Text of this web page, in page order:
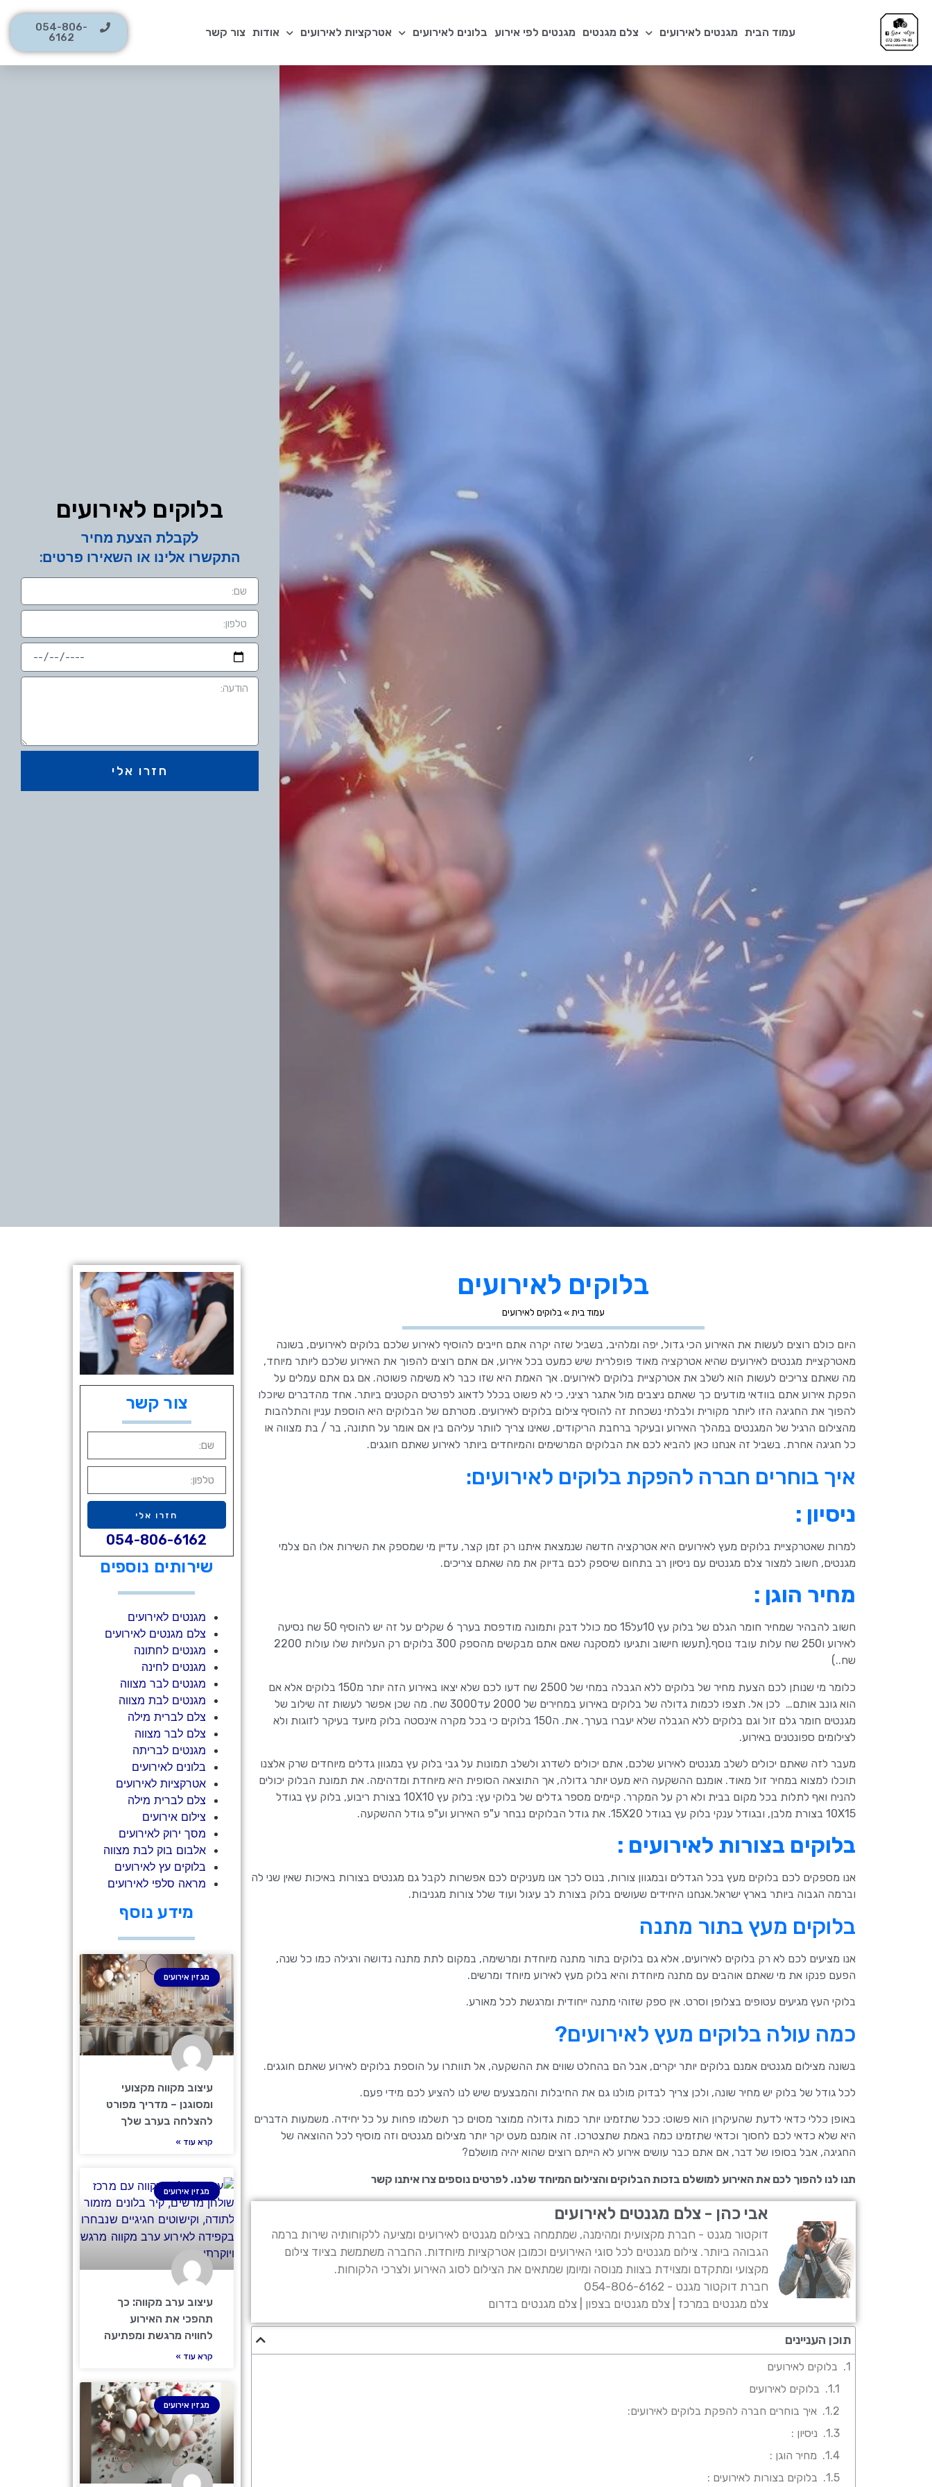
עמוד הבית מגנטים לאירועים צלם מגנטים מגנטים לפי אירוע בלונים לאירועים אטרקציות לאירועים אודות צור קשר
054-806-
6162
בלוקים לאירועים
לקבלת הצעת מחיר
התקשרו אלינו או השאירו פרטים:
חזרו אלי
בלוקים לאירועים
עמוד בית»בלוקים לאירועים
היום כולם רוצים לעשות את האירוע הכי גדול, יפה ומלהיב, בשביל שזה יקרה אתם חייבים להוסיף לאירוע שלכם בלוקים לאירועים, בשונה
מאטרקציית מגנטים לאירועים שהיא אטרקציה מאוד פופלרית שיש כמעט בכל אירוע, אם אתם רוצים להפוך את האירוע שלכם ליותר מיוחד,
מה שאתם צריכים לעשות הוא לשלב את אטרקציית בלוקים לאירועים. אך האמת היא שזו כבר לא משימה פשוטה. אם גם אתם עמלים על
הפקת אירוע אתם בוודאי מודעים כך שאתם ניצבים מול אתגר רציני, כי לא פשוט בכלל לדאוג לפרטים הקטנים ביותר. אחד מהדברים שיוכלו
להפוך את החגיגה הזו ליותר מקורית ולבלתי נשכחת זה להוסיף צילום בלוקים לאירועים. מטרתם של הבלוקים היא הוספת עניין והתלהבות
מהצילום הרגיל של המגנטים במהלך האירוע ובעיקר ברחבת הריקודים, שאינו צריך לוותר עליהם בין אם אומר על חתונה, בר / בת מצווה או
כל חגיגה אחרת. בשביל זה אנחנו כאן להביא לכם את הבלוקים המרשימים והמיוחדים ביותר לאירוע שאתם חוגגים.
איך בוחרים חברה להפקת בלוקים לאירועים:
ניסיון :
למרות שאטרקציית בלוקים מעץ לאירועים היא אטרקציה חדשה שנמצאת איתנו רק זמן קצר, עדיין מי שמספק את השירות אלו הם צלמי
מגנטים, חשוב למצור צלם מגנטים עם ניסיון רב בתחום שיספק לכם בדיוק את מה שאתם צריכים.
מחיר הוגן :
חשוב להבהיר שמחיר חומר הגלם של בלוק עץ 10על15 סמ כולל דבק ותמונה מודפסת בערך 6 שקלים על זה יש להוסיף 50 שח נסיעה
לאירוע ו250 שח עלות עובד נוסף.(תעשו חישוב ותגיעו למסקנה שאם אתם מבקשים מהספק 300 בלוקים רק העלויות שלו עולות 2200
שח..)
כלומר מי שנותן לכם הצעת מחיר של בלוקים ללא הגבלה במחי של 2500 שח דעו לכם שלא יצאו באירוע הזה יותר מ150 בלוקים אלא אם
הוא גונב אותם… לכן אל. תצפו לכמות גדולה של בלוקים באירוע במחירים של 2000 עד3000 שח. מה שכן אפשר לעשות זה שילוב של
מגנטים חומר גלם זול וגם בלוקים ללא הגבלה שלא יעברו בערך. את. ה150 בלוקים כי בכל מקרה אינסטה בלוק מיועד בעיקר לזוגות ולא
לצילומים ספונטנים באירוע.
מעבר לזה שאתם יכולים לשלב מגנטים לאירוע שלכם, אתם יכולים לשדרג ולשלב תמונות על גבי בלוק עץ במגוון גדלים מיוחדים שרק אלצנו
תוכלו למצוא במחיר זול מאוד. אומנם ההשקעה היא מעט יותר גדולה, אך התוצאה הסופית היא מיוחדת ומדהימה. את תמונת הבלוק יכולים
להניח ואף לתלות בכל מקום בבית ולא רק על המקרר. קיימים מספר גדלים של בלוקי עץ: בלוק עץ 10X10 בצורת ריבוע, בלוק עץ בגודל
10X15 בצורת מלבן, ובגודל ענקי בלוק עץ בגודל 15X20. את גודל הבלוקים נבחר ע"פ האירוע וע"פ גודל ההשקעה.
בלוקים בצורות לאירועים :
אנו מספקים לכם בלוקים מעץ בכל הגדלים ובמגוון צורות, בנוס לכך אנו מעניקים לכם אפשרות לקבל גם מגנטים בצורות באיכות שאין שני לה
וברמה הגבוה ביותר בארץ ישראל.אנחנו היחידים שעושים בלוק בצורת לב עיגול ועוד שלל צורות מגניבות.
בלוקים מעץ בתור מתנה
אנו מציעים לכם לא רק בלוקים לאירועים, אלא גם בלוקים בתור מתנה מיוחדת ומרשימה, במקום לתת מתנה נדושה ורגילה כמו כל שנה,
הפעם פנקו את מי שאתם אוהבים עם מתנה מיוחדת והיא בלוק מעץ לאירוע מיוחד ומרשים.
בלוקי העץ מגיעים עטופים בצלופן וסרט. אין ספק שזוהי מתנה ייחודית ומרגשת לכל מאורע.
כמה עולה בלוקים מעץ לאירועים?
בשונה מצילום מגנטים אמנם בלוקים יותר יקרים, אבל הם בהחלט שווים את ההשקעה, אל תוותרו על הוספת בלוקים לאירוע שאתם חוגגים.
לכל גודל של בלוק יש מחיר שונה, ולכן צריך לבדוק מולנו גם את החיבלות והמבצעים שיש לנו להציע לכם מידי פעם.
באופן כללי כדאי לדעת שהעיקרון הוא פשוט: ככל שתזמינו יותר כמות גדולה ממוצר מסוים כך תשלמו פחות על כל יחידה. משמעות הדברים
היא שלא כדאי לכם לחסוך וכדאי שתזמינו כמה באמת שתצטרכו. זה אומנם מעט יקר יותר מצילום מגנטים וזה מוסיף לכל ההוצאה של
החגיגה, אבל בסופו של דבר, אם אתם כבר עושים אירוע לא הייתם רוצים שהוא יהיה מושלם?
תנו לנו להפוך לכם את האירוע למושלם בזכות הבלוקים והצילום המיוחד שלנו. לפרטים נוספים צרו איתנו קשר
אבי כהן - צלם מגנטים לאירועים
דוקטור מגנט - חברת מקצועית ומהימנה, שמתמחה בצילום מגנטים לאירועים ומציעה ללקוחותיה שירות ברמה
הגבוהה ביותר. צילום מגנטים לכל סוגי האירועים וכמובן אטרקציות מיוחדות. החברה משתמשת בציוד צילום
מקצועי ומתקדם ומצוידת בצוות מנוסה ומיומן שמתאים את הצילום לסוג האירוע ולצרכי הלקוחות.
חברת דוקטור מגנט - 054-806-6162
צלם מגנטים במרכז | צלם מגנטים בצפון | צלם מגנטים בדרום
תוכן העניינים
בלוקים לאירועים
בלוקים לאירועים
איך בוחרים חברה להפקת בלוקים לאירועים:
ניסיון :
מחיר הוגן :
בלוקים בצורות לאירועים :
צור קשר
חזרו אלי
054-806-6162
שירותים נוספים
מגנטים לאירועים
צלם מגנטים לאירועים
מגנטים לחתונה
מגנטים לחינה
מגנטים לבר מצווה
מגנטים לבת מצווה
צלם לברית מילה
צלם לבר מצווה
מגנטים לבריתה
בלונים לאירועים
אטרקציות לאירועים
צלם לברית מילה
צילום אירועים
מסך ירוק לאירועים
אלבום בוק לבת מצווה
בלוקים עץ לאירועים
מראה סלפי לאירועים
מידע נוסף
מגזין אירועים
עיצוב מקווה מקצועי
ומסוגנן – מדריך מפורט
להצלחה בערב שלך
קרא עוד »
מגזין אירועים
עיצוב ערב מקווה: כך
תהפכי את האירוע
לחוויה מרגשת ומפתיעה
קרא עוד »
מגזין אירועים